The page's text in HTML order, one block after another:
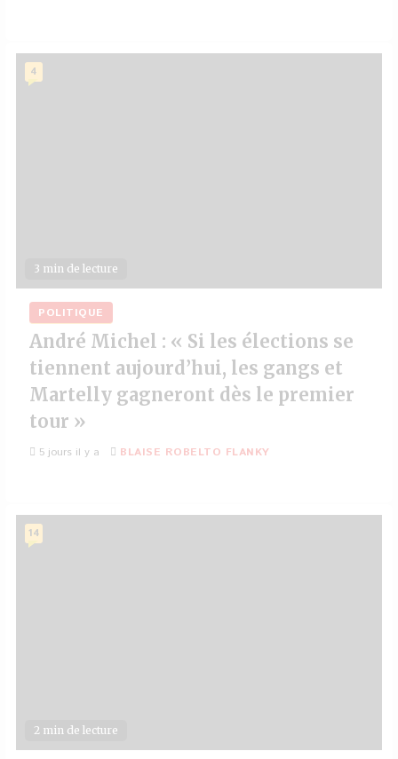
3 min de lecture
4
POLITIQUE
André Michel : « Si les élections se
tiennent aujourd’hui, les gangs et
Martelly gagneront dès le premier
tour »
5 jours il y a BLAISE ROBELTO FLANKY
2 min de lecture
14